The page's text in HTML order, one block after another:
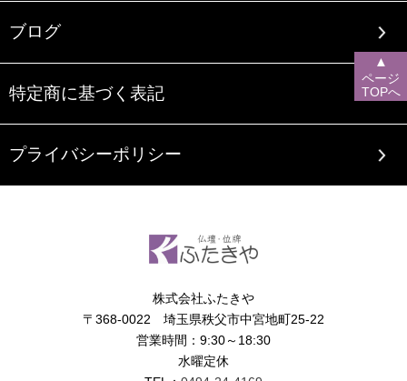
ブログ
特定商に基づく表記
プライバシーポリシー
株式会社ふたきや
〒368-0022 埼玉県秩父市中宮地町25-22
営業時間：9:30～18:30
水曜定休
▲
ページ
TOPへ